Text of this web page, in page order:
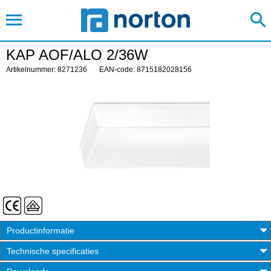
KAP AOF/ALO 2/36W
Artikelnummer: 8271236 EAN-code: 8715182028156
Productinformatie
Technische specificaties